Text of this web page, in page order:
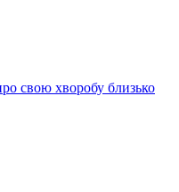
свою хворобу близько